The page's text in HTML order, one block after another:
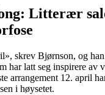
Litterær
skrev Bjørnson, og
har latt seg inspirere av
arrangement 12. april
i høysetet.